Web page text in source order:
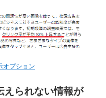
オプション
えられない情報が